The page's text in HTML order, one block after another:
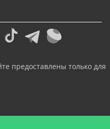
предоставлены только для